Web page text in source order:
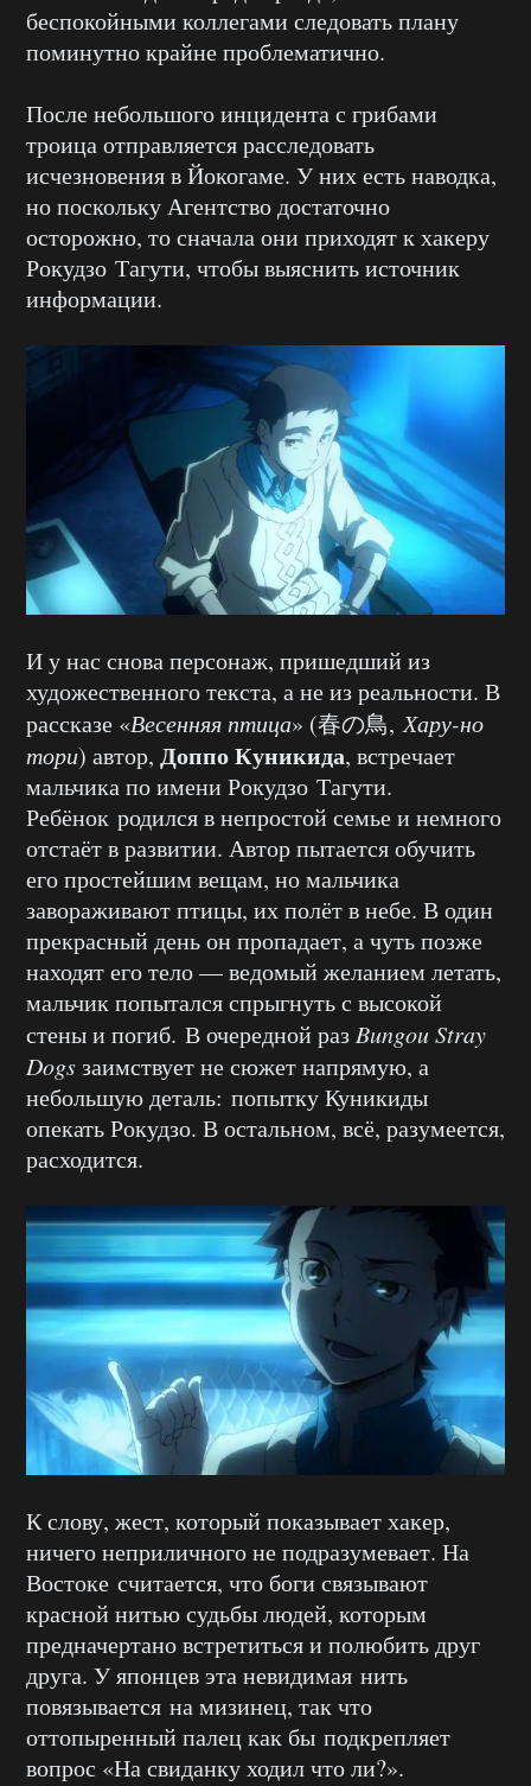
беспокойными коллегами следовать плану
поминутно крайне проблематично.
После небольшого инцидента с грибами
троица отправляется расследовать
исчезновения в Йокогаме. У них есть наводка,
но поскольку Агентство достаточно
осторожно, то сначала они приходят к хакеру
Рокудзо Тагути, чтобы выяснить источник
информации.
И у нас снова персонаж, пришедший из
художественного текста, а не из реальности. В
рассказе «Весенняя птица» (春の鳥,Хару-но
тори) автор, Доппо Куникида, встречает
мальчика по имени Рокудзо Тагути.
Ребёнок родился в непростой семье и немного
отстаёт в развитии. Автор пытается обучить
его простейшим вещам, но мальчика
завораживают птицы, их полёт в небе. В один
прекрасный день он пропадает, а чуть позже
находят его тело — ведомый желанием летать,
мальчик попытался спрыгнуть с высокой
стены и погиб. В очередной раз Bungou Stray
Dogsзаимствует не сюжет напрямую, а
небольшую деталь: попытку Куникиды
опекать Рокудзо. В остальном, всё, разумеется,
расходится.
К слову, жест, который показывает хакер,
ничего неприличного не подразумевает. На
Востоке считается, что боги связывают
красной нитью судьбы людей, которым
предначертано встретиться и полюбить друг
друга. У японцев эта невидимая нить
повязывается на мизинец, так что
оттопыренный палец как бы подкрепляет
вопрос «На свиданку ходил что ли?».